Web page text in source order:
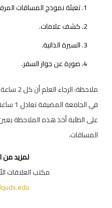
تعبئة نموذج المساقات
كشف علامات.
السيرة الذاتية.
صورة عن جواز السفر.
في
على الطلبة أخذ هذه الملاحظة
المساقات.
لمزيد من
مكتب العلاقات